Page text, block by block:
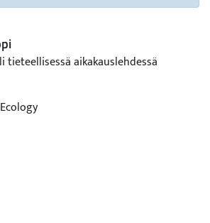
tieteellisessä aikakauslehdessä